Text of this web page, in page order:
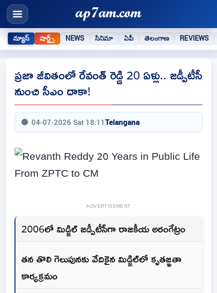
న్యూస్ షార్ట్స్ NEWS సినిమా ఏపీ తెలంగాణ REVIEWS
ప్రజా జీవితంలో రేవంత్ రెడ్డి 20 ఏళ్లు.. జడ్పీటీసీ
నుంచి సీఎం దాకా!
04-07-2026 Sat 18:11Telangana
ADVERTISEMENT
2006లో మిడ్జిల్ జడ్పీటీసీగా రాజకీయ అరంగేట్రం
తన తొలి గెలుపునకు వేదికైన మిడ్జిల్‌లో కృతజ్ఞతా
కార్యక్రమం